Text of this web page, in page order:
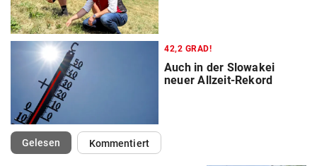
42,2 GRAD!
Auch in der Slowakei
neuer Allzeit-Rekord
Gelesen(ausgewählt)Kommentiert